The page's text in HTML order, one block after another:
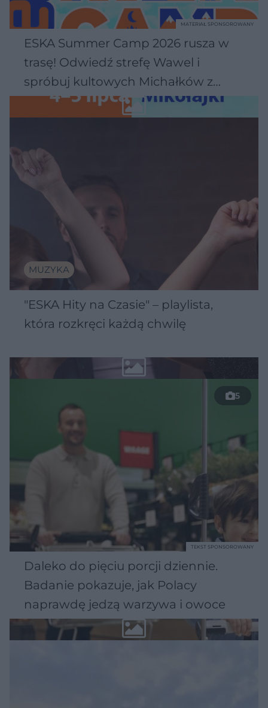
ESKA Summer Camp 2026 rusza w
trasę! Odwiedź strefę Wawel i
spróbuj kultowych Michałków z
Wawelu
MATERIAŁ SPONSOROWANY
MUZYKA
"ESKA Hity na Czasie" – playlista,
która rozkręci każdą chwilę
5
Daleko do pięciu porcji dziennie.
Badanie pokazuje, jak Polacy
naprawdę jedzą warzywa i owoce
TEKST SPONSOROWANY